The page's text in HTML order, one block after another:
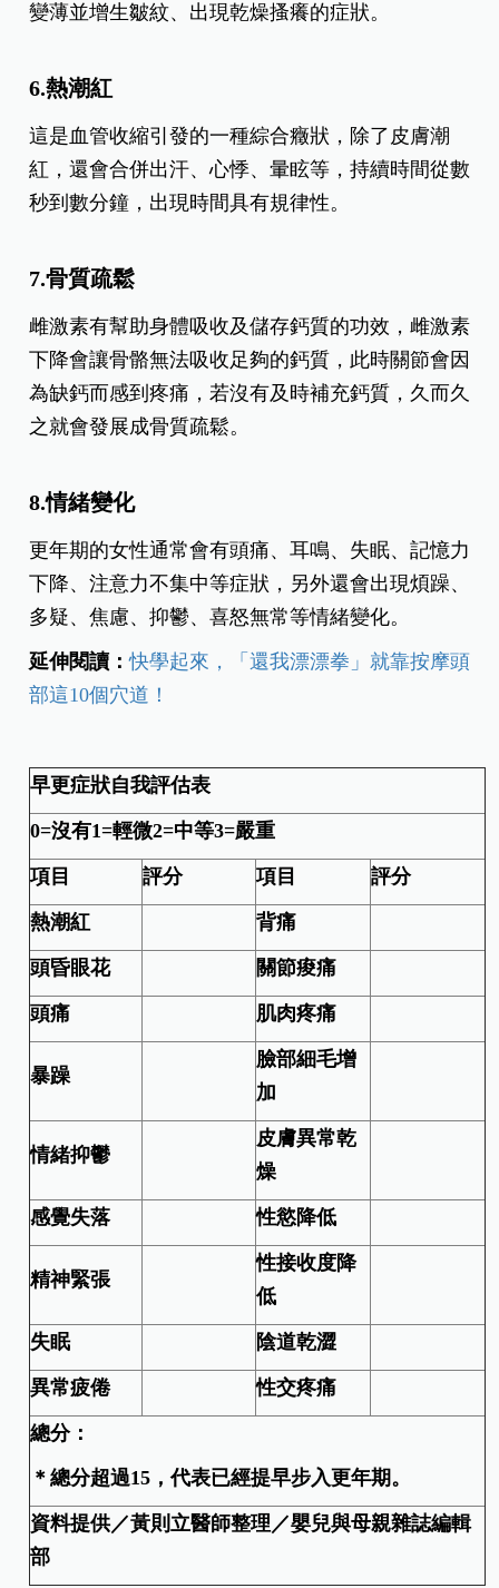
變薄並增生皺紋、出現乾燥搔癢的症狀。
6.熱潮紅
這是血管收縮引發的一種綜合癥狀，除了皮膚潮
紅，還會合併出汗、心悸、暈眩等，持續時間從數
秒到數分鐘，出現時間具有規律性。
7.骨質疏鬆
雌激素有幫助身體吸收及儲存鈣質的功效，雌激素
下降會讓骨骼無法吸收足夠的鈣質，此時關節會因
為缺鈣而感到疼痛，若沒有及時補充鈣質，久而久
之就會發展成骨質疏鬆。
8.情緒變化
更年期的女性通常會有頭痛、耳鳴、失眠、記憶力
下降、注意力不集中等症狀，另外還會出現煩躁、
多疑、焦慮、抑鬱、喜怒無常等情緒變化。
延伸閱讀：快學起來，「還我漂漂拳」就靠按摩頭
部這10個穴道！
早更症狀自我評估表
0=沒有1=輕微2=中等3=嚴重
項目 評分 項目 評分
熱潮紅 背痛
頭昏眼花 關節痠痛
頭痛 肌肉疼痛
暴躁
臉部細毛增
加
情緒抑鬱
皮膚異常乾
燥
感覺失落 性慾降低
精神緊張
性接收度降
低
失眠 陰道乾澀
異常疲倦 性交疼痛
總分：
＊總分超過15，代表已經提早步入更年期。
資料提供／黃則立醫師整理／嬰兒與母親雜誌編輯
部